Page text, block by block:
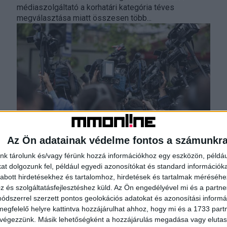
Az Ön adatainak védelme fontos a
tárolunk és/vagy férünk hozzá információkhoz egy eszközön,
dolgozunk fel, például egyedi azonosítókat és standard
hirdetésekhez és tartalomhoz, hirdetések és tartalmak
és szolgáltatásfejlesztéshez küld. Az Ön engedélyével mi és a
szerzett pontos geolokációs adatokat és azonosítási
helyre kattintva hozzájárulhat ahhoz, hogy mi és a 1733
Másik lehetőségként a hozzájárulás megadása vagy
médiaszolgáltató a korhatári kategória téves
megválasztása miatt összesen több...
Így teljesítettek a legnagyobb
médiacégek
Média 2024. július 8.
Kicsit javult a helyzet 2022-höz képest, de az elmúlt
év reálértéken ismét csökkenést hozott a legnagyobb
hazai médiavállalatok számára. Csak néhányan tudták
legalább az...